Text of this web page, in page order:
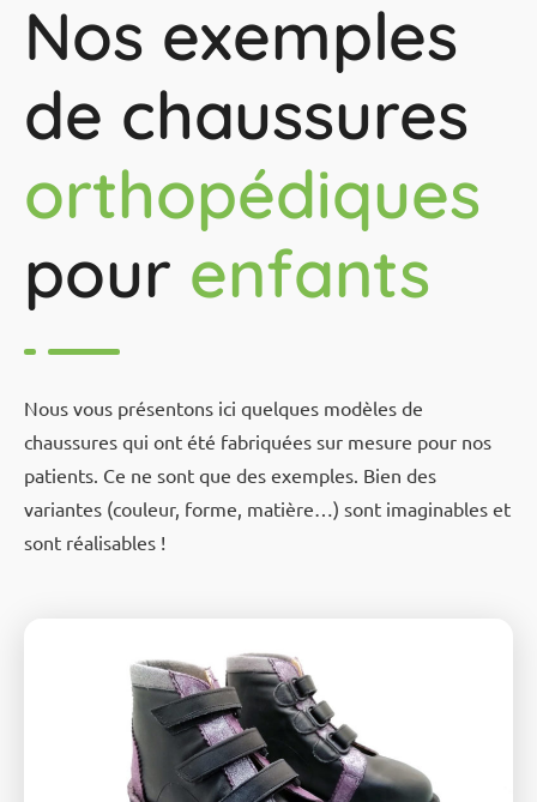
Nos exemples
de chaussures
orthopédiques
pour enfants
Nous vous présentons ici quelques modèles de
chaussures qui ont été fabriquées sur mesure pour nos
patients. Ce ne sont que des exemples. Bien des
variantes (couleur, forme, matière…) sont imaginables et
sont réalisables !